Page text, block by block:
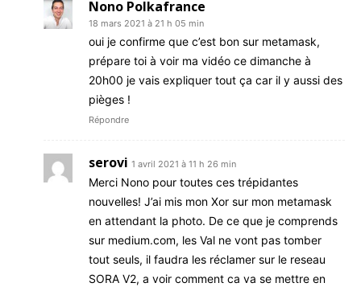
Nono Polkafrance
18 mars 2021 à 21 h 05 min
oui je confirme que c’est bon sur metamask,
prépare toi à voir ma vidéo ce dimanche à
20h00 je vais expliquer tout ça car il y aussi des
pièges !
Répondre
serovi 1 avril 2021 à 11 h 26 min
Merci Nono pour toutes ces trépidantes
nouvelles! J’ai mis mon Xor sur mon metamask
en attendant la photo. De ce que je comprends
sur medium.com, les Val ne vont pas tomber
tout seuls, il faudra les réclamer sur le reseau
SORA V2, a voir comment ca va se mettre en